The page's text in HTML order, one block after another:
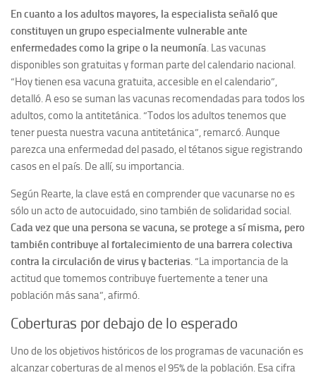
En cuanto a los adultos mayores, la especialista señaló que
constituyen un grupo especialmente vulnerable ante
enfermedades como la gripe o la neumonía. Las vacunas
disponibles son gratuitas y forman parte del calendario nacional.
“Hoy tienen esa vacuna gratuita, accesible en el calendario”,
detalló. A eso se suman las vacunas recomendadas para todos los
adultos, como la antitetánica. “Todos los adultos tenemos que
tener puesta nuestra vacuna antitetánica”, remarcó. Aunque
parezca una enfermedad del pasado, el tétanos sigue registrando
casos en el país. De allí, su importancia.
Según Rearte, la clave está en comprender que vacunarse no es
sólo un acto de autocuidado, sino también de solidaridad social.
Cada vez que una persona se vacuna, se protege a sí misma, pero
también contribuye al fortalecimiento de una barrera colectiva
contra la circulación de virus y bacterias. “La importancia de la
actitud que tomemos contribuye fuertemente a tener una
población más sana”, afirmó.
Coberturas por debajo de lo esperado
Uno de los objetivos históricos de los programas de vacunación es
alcanzar coberturas de al menos el 95% de la población. Esa cifra